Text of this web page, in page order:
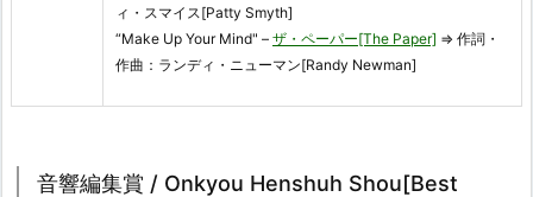
ィ・スマイス[Patty Smyth]
“Make Up Your Mind" – ザ・ペーパー[The Paper] ⇒ 作詞・
作曲：ランディ・ニューマン[Randy Newman]
音響編集賞 / Onkyou Henshuh Shou[Best